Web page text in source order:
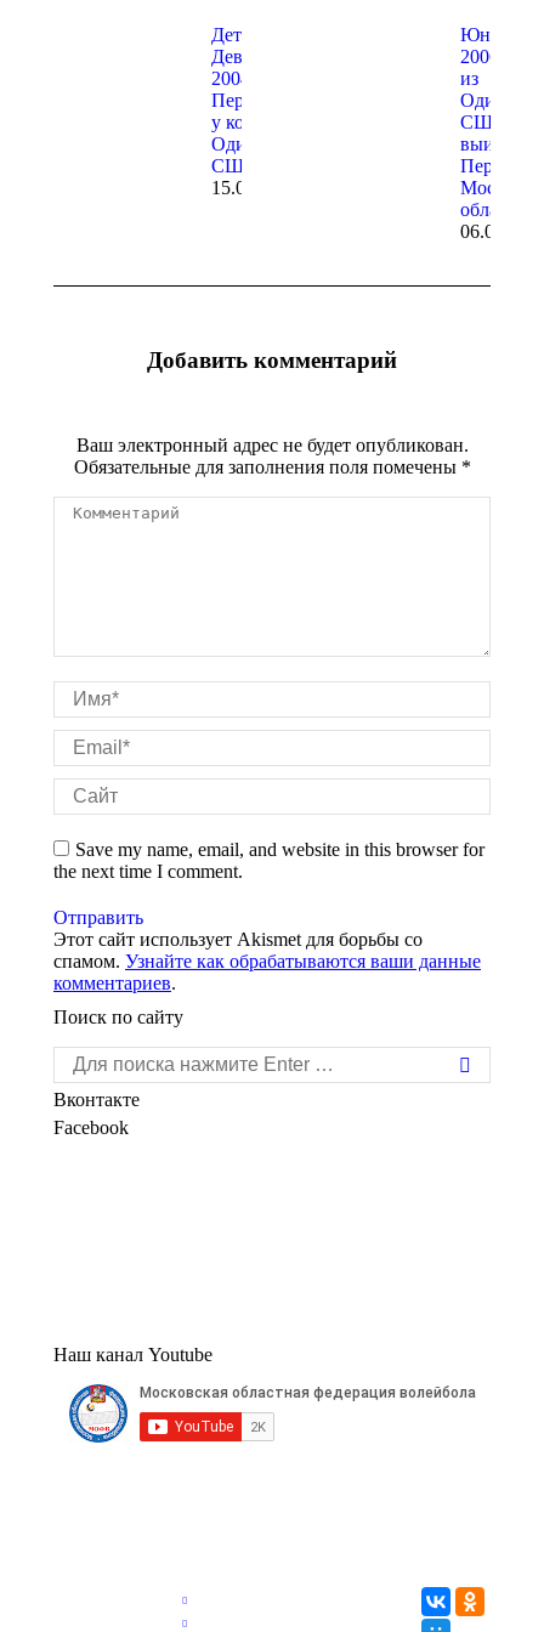
Детская лига.
Девушки
2004-2005 гр.
Первое место
у команды
Одинцовской
СШОР
15.03.2020
Юноши
2006-
из
СШОР
выиграли
области-
Добавить комментарий
Ваш электронный адрес не будет опубликован.
Обязательные для заполнения поля помечены *
Комментарий
Имя *
Email *
Сайт
Save my name, email, and website in this browser for
the next time I comment.
Отправить
Этот сайт использует Akismet для борьбы со
спамом. Узнайте как обрабатываются ваши данные
комментариев.
Поиск по сайту
Поиск:
Вконтакте
Facebook
Наш канал Youtube